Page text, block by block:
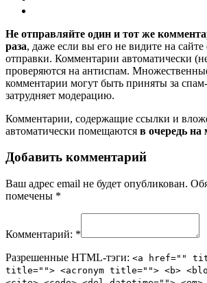
Не отправляйте один и тот же
раза, даже если вы его не видите на сайте
отправки. Комментарии автоматически
проверяются на антиспам.
комментарии могут быть приняты за
затрудняет модерацию.
Комментарии, содержащие ссылки и
автоматически помещаются в очередь
Добавить комментарий
Ваш адрес email не будет опубликован.
помечены *
Комментарий: *
Разрешенные HTML-тэги: <a href=""
title=""> <acronym title=""> <b>